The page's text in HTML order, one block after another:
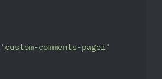
'custom-comments-pager'